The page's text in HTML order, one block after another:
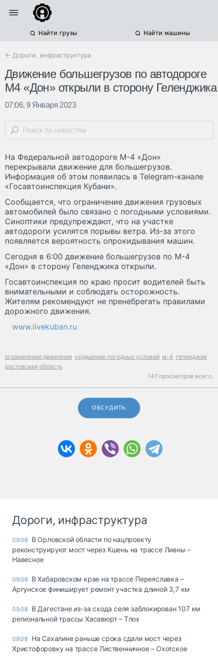
Найти грузы Найти машины
← Дороги, инфраструктура
Движение большегрузов по автодороге
М4 «Дон» открыли в сторону Геленджика
07:06, 9 Января 2023
На Федеральной автодороге М-4 «Дон»
перекрывали движение для большегрузов.
Информация об этом появилась в Telegram-канале
«Госавтоинспекция Кубани».
Сообщается, что ограничение движения грузовых
автомобилей было связано с погодными условиями.
Синоптики предупреждают, что на участке
автодороги усилятся порывы ветра. Из-за этого
появляется вероятность опрокидывания машин.
Сегодня в 6:00 движение большегрузов по М-4
«Дон» в сторону Геленджика открыли.
Госавтоинспекция по краю просит водителей быть
внимательными и соблюдать осторожность.
Жителям рекомендуют не пренебрегать правилами
дорожного движения.
www.livekuban.ru
ограничение движения ухудшение погодных условий м-4 геленджик
ростовская область
147 просмотров всего.
ОБСУДИТЬ
Дороги, инфраструктура
09.08 В Орловской области по нацпроекту
реконструируют мост через Кшень на трассе Ливны –
Навесное
09.08 В Хабаровском крае на трассе Переяславка –
Аргунское финиширует ремонт участка длиной 3,7 км
09.08 В Дагестане из-за схода селя заблокирован 107 км
региональной трассы Хасавюрт – Тлох
09.08 На Сахалине раньше срока сдали мост через
Христофоровку на трассе Лиственничное – Охотское